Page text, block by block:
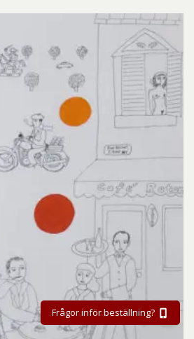
Frågor inför beställning?